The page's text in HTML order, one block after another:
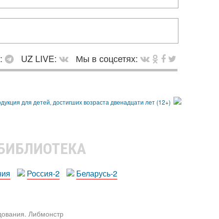
UZ LIVE:
Мы в соцсетях:
Россия-2
Беларусь-2
Либмонстр